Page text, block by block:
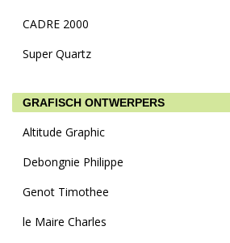
CADRE 2000
Super Quartz
GRAFISCH ONTWERPERS
Altitude Graphic
Debongnie Philippe
Genot Timothee
le Maire Charles